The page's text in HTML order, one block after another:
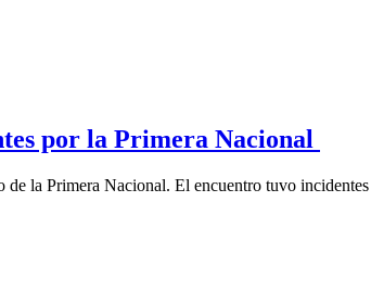
por la Primera Nacional
la Primera Nacional. El encuentro tuvo